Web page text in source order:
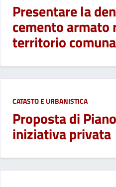
Presentare la
cemento armato
territorio
CATASTO E URBANISTICA
Proposta di
iniziativa privata